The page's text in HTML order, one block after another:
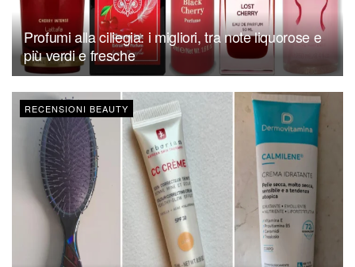
Profumi alla ciliegia: i migliori, tra note liquorose e
più verdi e fresche
RECENSIONI BEAUTY